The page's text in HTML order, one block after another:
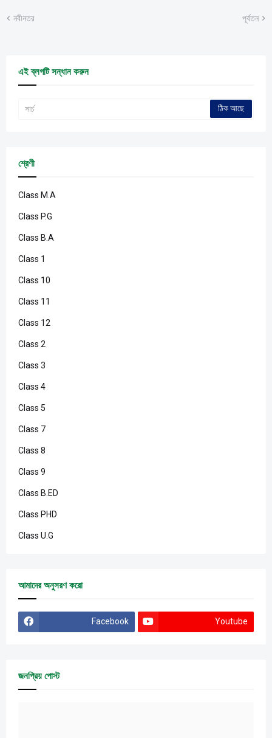
নবীনতর পূর্বতন
এই ব্লগটি সন্ধান করুন
শ্রেণী
Class M.A
Class P.G
Class B.A
Class 1
Class 10
Class 11
Class 12
Class 2
Class 3
Class 4
Class 5
Class 7
Class 8
Class 9
Class B.ED
Class PHD
Class U.G
আমাদের অনুসরণ করো
Facebook Youtube
জনপ্রিয় পোস্ট